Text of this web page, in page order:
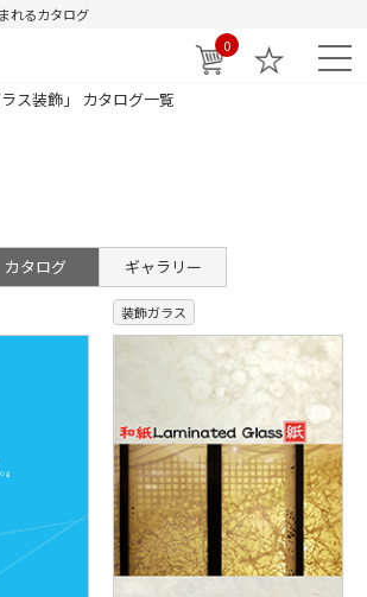
れるカタログ
0
ラス装飾」 カタログ一覧
カタログ ギャラリー
装飾ガラス